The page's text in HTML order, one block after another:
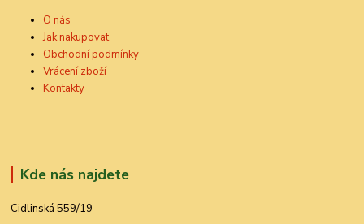
O nás
Jak nakupovat
Obchodní podmínky
Vrácení zboží
Kontakty
Kde nás najdete
Cidlinská 559/19